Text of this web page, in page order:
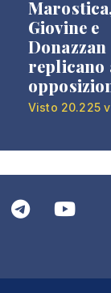
Giovine e
Donazzan
replicano
Visto 20.225